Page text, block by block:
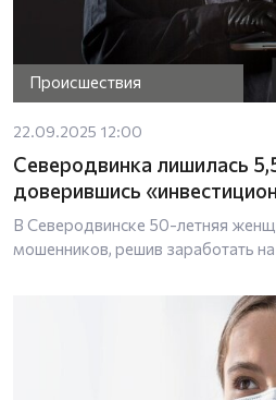
Происшествия
22.09.2025 12:00
Северодвинка лишилась
доверившись
В Северодвинске 50-летняя
мошенников, решив заработать на